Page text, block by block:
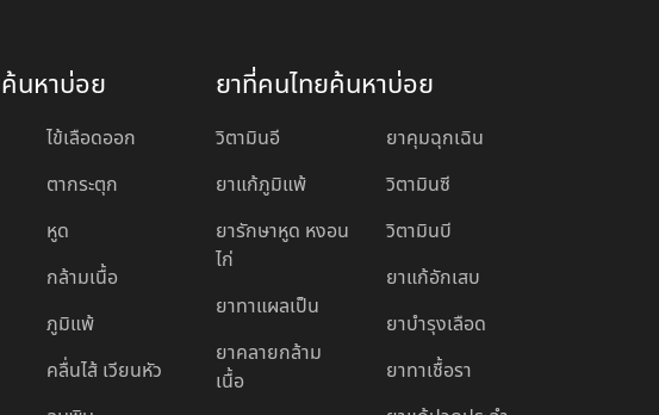
นหาบ่อย ยาที่คนไทยค้นหาบ่อย
ไข้เลือดออก
ตากระตุก
หูด
กล้ามเนื้อ
ภูมิแพ้
คลื่นไส้ เวียนหัว
วิตามินอี
ยาแก้ภูมิแพ้
ยารักษาหูด หงอน
ไก่
ยาทาแผลเป็น
ยาคลายกล้าม
เนื้อ
ยาคุมฉุกเฉิน
วิตามินซี
วิตามินบี
ยาแก้อักเสบ
ยาบํารุงเลือด
ยาทาเชื้อรา